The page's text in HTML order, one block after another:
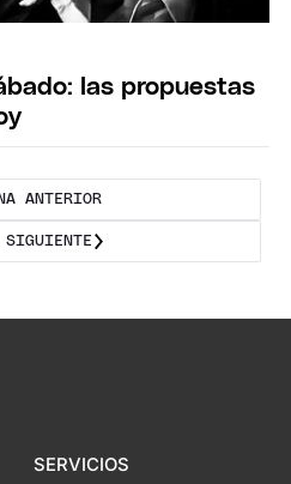
las propuestas
ANTERIOR
SIGUIENTE
SERVICIOS